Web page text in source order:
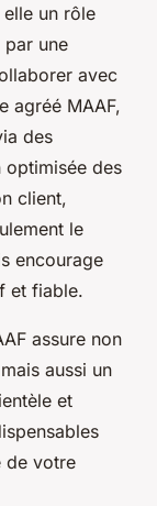
elle un rôle
une
avec
agréé MAAF,
des
optimisée des
client,
le
encourage
et fiable.
assure non
aussi un
et
de votre